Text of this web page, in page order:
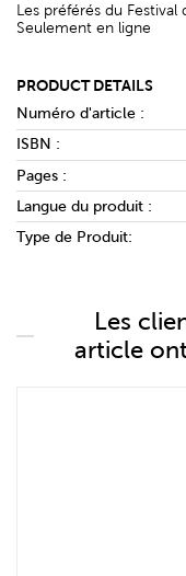
Les préférés du Festival
Seulement en ligne
PRODUCT DETAILS
Numéro d'article :
ISBN :
Pages :
Langue du produit :
Type de Produit:
Les
article